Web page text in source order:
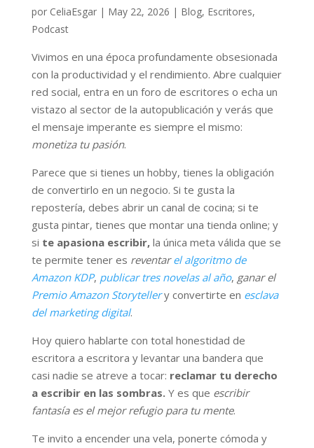
por CeliaEsgar| May 22, 2026 | Blog, Escritores,
Podcast
Vivimos en una época profundamente obsesionada
con la productividad y el rendimiento. Abre cualquier
red social, entra en un foro de escritores o echa un
vistazo al sector de la autopublicación y verás que
el mensaje imperante es siempre el mismo:
monetiza tu pasión.
Parece que si tienes un hobby, tienes la obligación
de convertirlo en un negocio. Si te gusta la
repostería, debes abrir un canal de cocina; si te
gusta pintar, tienes que montar una tienda online; y
si te apasiona escribir,la única meta válida que se
te permite tener es reventarel algoritmo de
Amazon KDP, publicar tres novelas al año, ganar el
Premio Amazon Storytellery convertirte en esclava
del marketing digital.
Hoy quiero hablarte con total honestidad de
escritora a escritora y levantar una bandera que
casi nadie se atreve a tocar: reclamar tu derecho
a escribir en las sombras.Y es que escribir
fantasía es el mejor refugio para tu mente.
Te invito a encender una vela, ponerte cómoda y